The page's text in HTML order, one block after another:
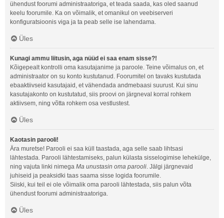
ühendust foorumi administraatoriga, et teada saada, kas oled saanud
keelu foorumile. Ka on võimalik, et omanikul on veebiserveri
konfiguratsioonis viga ja ta peab selle ise lahendama.
Üles
Kunagi ammu liitusin, aga nüüd ei saa enam sisse?!
Kõigepealt kontrolli oma kasutajanime ja paroole. Teine võimalus on, et
administraator on su konto kustutanud. Foorumitel on tavaks kustutada
ebaaktiivseid kasutajaid, et vähendada andmebaasi suurust. Kui sinu
kasutajakonto on kustutatud, siis proovi on järgneval korral rohkem
aktiivsem, ning võtta rohkem osa vestlustest.
Üles
Kaotasin parooli!
Ära muretse! Parooli ei saa küll taastada, aga selle saab lihtsasi
lähtestada. Parooli lähtestamiseks, palun külasta sisselogimise lehekülge,
ning vajuta linki nimega Ma unustasin oma parooli. Jälgi järgnevaid
juhiseid ja peaksidki taas saama sisse logida foorumile.
Siiski, kui teil ei ole võimalik oma parooli lähtestada, siis palun võta
ühendust foorumi administraatoriga.
Üles